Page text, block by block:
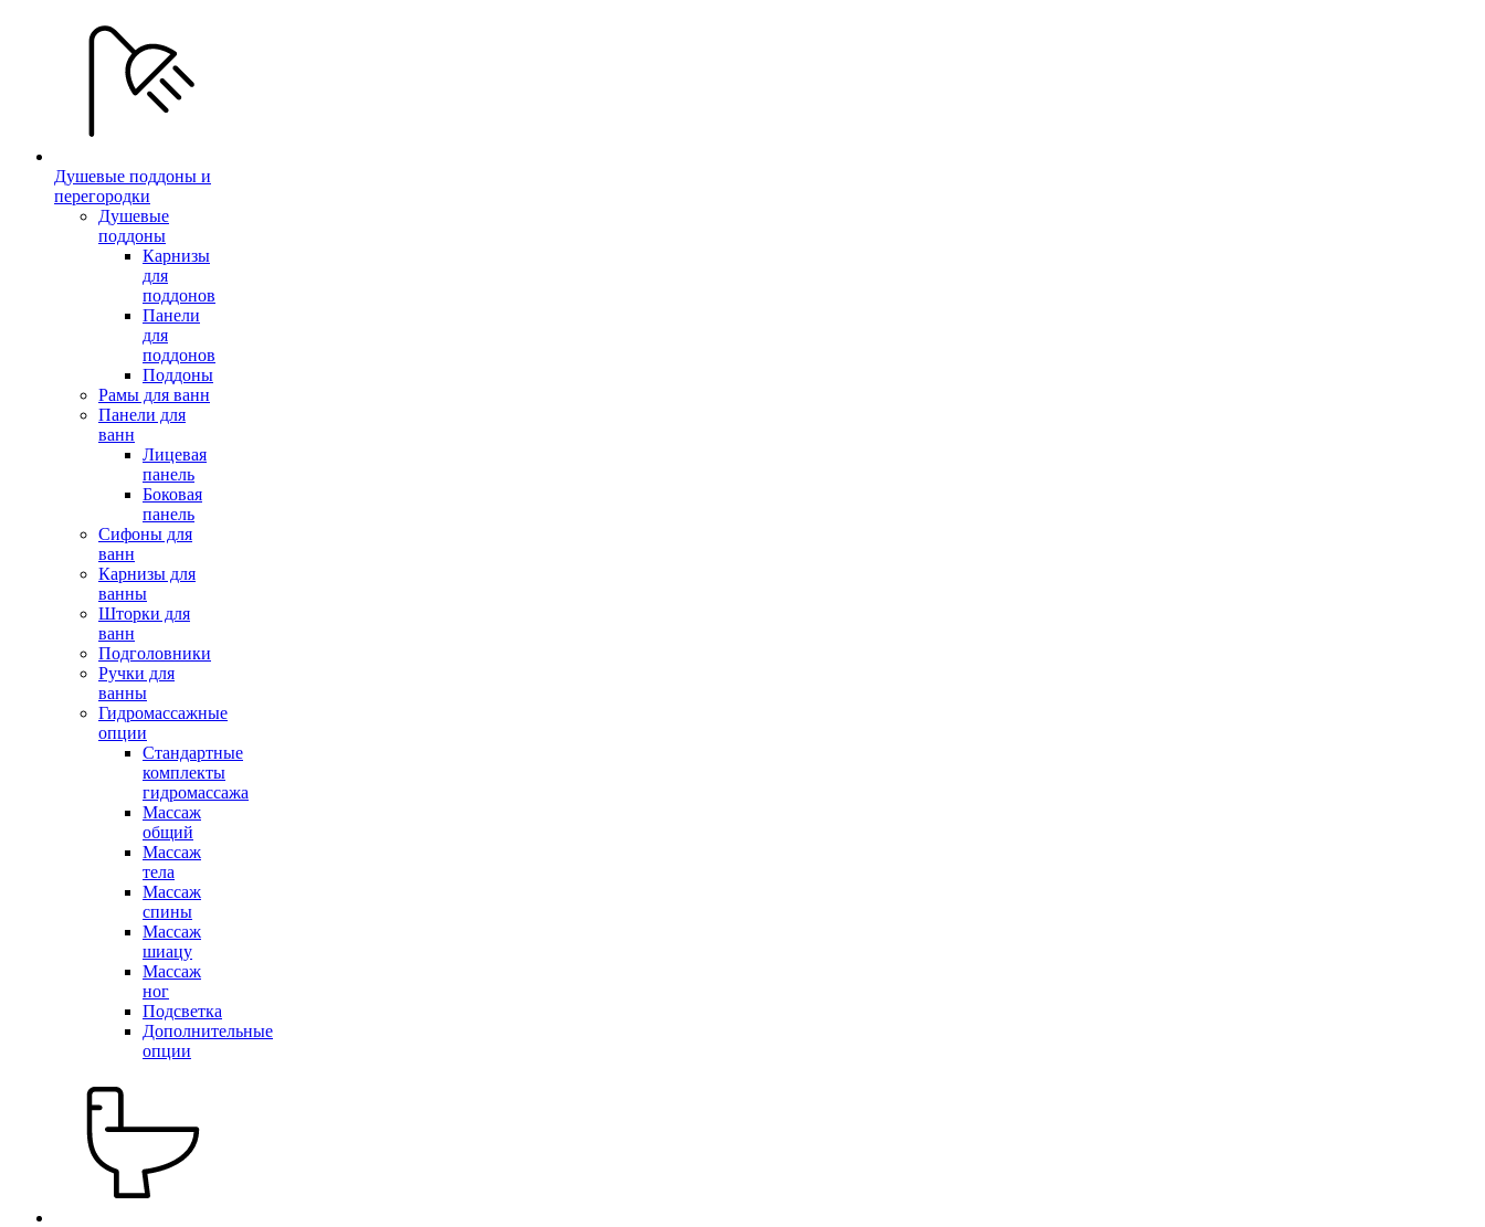
Душевые поддоны и
перегородки
Душевые
поддоны
Карнизы
для
поддонов
Панели
для
поддонов
Поддоны
Рамы для ванн
Панели для
ванн
Лицевая
панель
Боковая
панель
Сифоны для
ванн
Карнизы для
ванны
Шторки для
ванн
Подголовники
Ручки для
ванны
Гидромассажные
опции
Стандартные
комплекты
гидромассажа
Массаж
общий
Массаж
тела
Массаж
спины
Массаж
шиацу
Массаж
ног
Подсветка
Дополнительные
опции